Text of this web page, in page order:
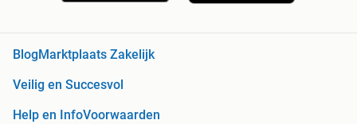
BlogMarktplaats Zakelijk
Veilig en Succesvol
Help en InfoVoorwaarden